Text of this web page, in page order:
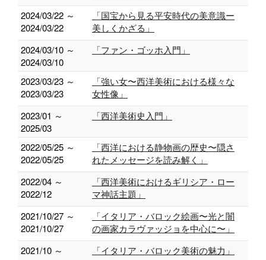
2024/03/22 ～
2024/03/22
「国宝から見る平安時代の美意識ー
美しくかざる」
2024/03/10 ～
2024/03/10
「ファン・ゴッホ入門」
2023/03/23 ～
2023/03/23
「強い女〜西洋美術における様々な
女性像」
2023/01 ～
2025/03
「西洋美術史入門」
2022/05/25 ～
2022/05/25
「西洋における静物画の歴史〜隠さ
れたメッセージを読み解く」
2022/04 ～
2022/12
「西洋美術におけるギリシア・ロー
マ神話主題」
2021/10/27 ～
2021/10/27
「イタリア・バロック絵画〜光と闇
の画家カラヴァッジョを中心に〜」
2021/10 ～
「イタリア・バロック美術の魅力」